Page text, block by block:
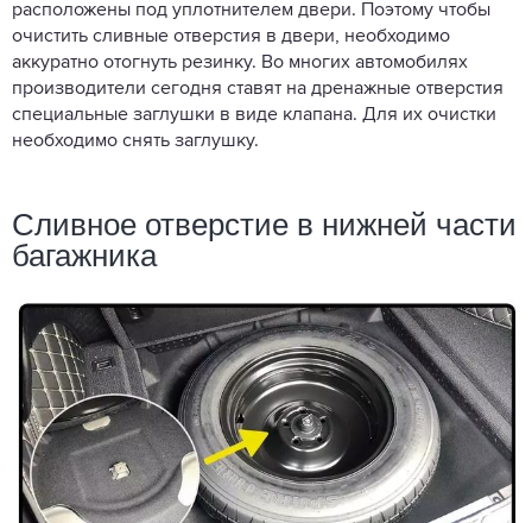
расположены под уплотнителем двери. Поэтому чтобы
очистить сливные отверстия в двери, необходимо
аккуратно отогнуть резинку. Во многих автомобилях
производители сегодня ставят на дренажные отверстия
специальные заглушки в виде клапана. Для их очистки
необходимо снять заглушку.
Сливное отверстие в нижней части
багажника